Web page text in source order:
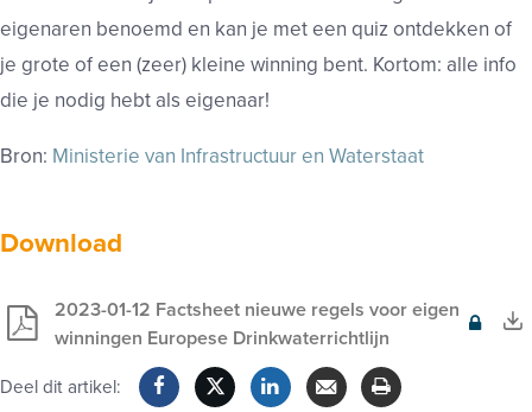
eigenaren benoemd en kan je met een quiz ontdekken of
je grote of een (zeer) kleine winning bent. Kortom: alle info
die je nodig hebt als eigenaar!
Bron: Ministerie van Infrastructuur en Waterstaat
Download
2023-01-12 Factsheet nieuwe regels voor eigen
winningen Europese Drinkwaterrichtlijn
Exclusief
leden
Deel dit artikel: